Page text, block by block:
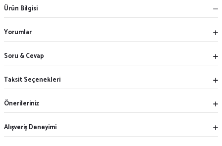
Ürün Bilgisi
Yorumlar
Soru & Cevap
Taksit Seçenekleri
Önerileriniz
Alışveriş Deneyimi